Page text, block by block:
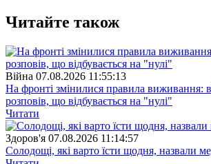
Читайте також
Війна 07.08.2026 11:55:13
На фронті змінилися правила виживання:
розповів, що відбувається на "нулі"
Читати
Здоров'я 07.08.2026 11:14:57
Солодощі, які варто їсти щодня, назвали